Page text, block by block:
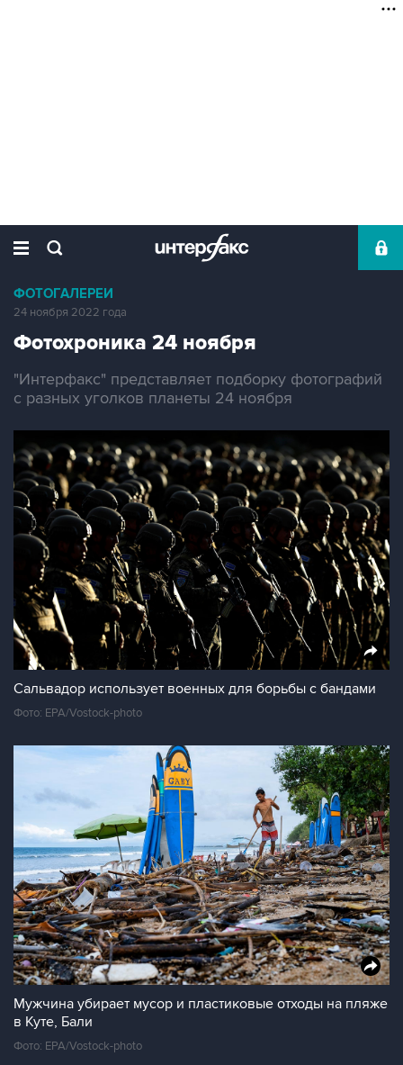
ФОТОГАЛЕРЕИ
24 ноября 2022 года
Фотохроника 24 ноября
"Интерфакс" представляет подборку фотографий
с разных уголков планеты 24 ноября
Сальвадор использует военных для борьбы с бандами
Фото: EPA/Vostock-photo
Мужчина убирает мусор и пластиковые отходы на пляже
в Куте, Бали
Фото: EPA/Vostock-photo